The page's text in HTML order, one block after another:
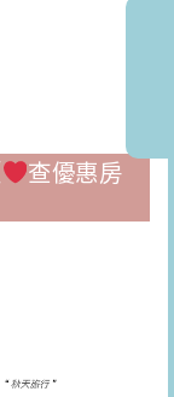
查優惠房